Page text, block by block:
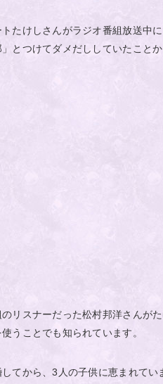
たけしさんがラジオ番組放送中
とつけてダメだししていたこと
リスナーだった松村邦洋さんが
うことでも知られています。
てから、3人の子供に恵まれて